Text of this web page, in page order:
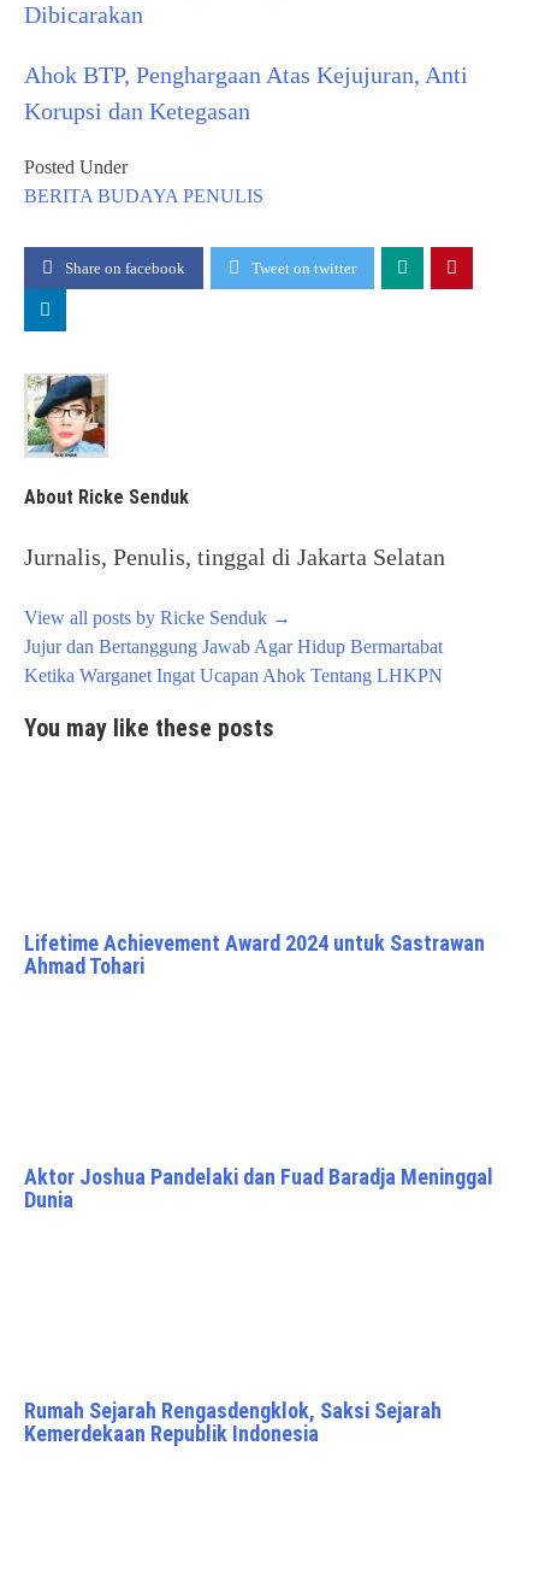
Dibicarakan
Ahok BTP, Penghargaan Atas Kejujuran, Anti
Korupsi dan Ketegasan
Posted Under
BERITA BUDAYA PENULIS
Share on facebook Tweet on twitter
About Ricke Senduk
Jurnalis, Penulis, tinggal di Jakarta Selatan
View all posts by Ricke Senduk →
Post
navigation
Jujur dan Bertanggung Jawab Agar Hidup Bermartabat
Ketika Warganet Ingat Ucapan Ahok Tentang LHKPN
You may like these posts
Lifetime Achievement Award 2024 untuk Sastrawan
Ahmad Tohari
Aktor Joshua Pandelaki dan Fuad Baradja Meninggal
Dunia
Rumah Sejarah Rengasdengklok, Saksi Sejarah
Kemerdekaan Republik Indonesia